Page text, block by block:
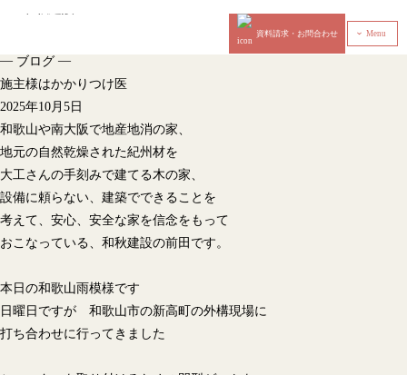
資料請求・お問合わせ ‹ Menu
— ブログ —
施主様はかかりつけ医
2025年10月5日
和歌山や南大阪で地産地消の家、
地元の自然乾燥された紀州材を
大工さんの手刻みで建てる木の家、
設備に頼らない、建築でできることを
考えて、安心、安全な家を信念をもって
おこなっている、和秋建設の前田です。
本日の和歌山雨模様です
日曜日ですが 和歌山市の新高町の外構現場に
打ち合わせに行ってきました